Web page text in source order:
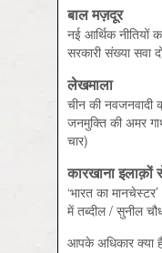
बाल मज़दूर
नई आर्थिक नीतियों
सरकारी संख्‍या सवा
लेखमाला
चीन की नवजनवादी
जनमुक्ति की अमर
चार)
कारखाना इलाक़ों
‘भारत का
में तब्‍दील / सुनील
आपके अधिकार क्‍या हैं